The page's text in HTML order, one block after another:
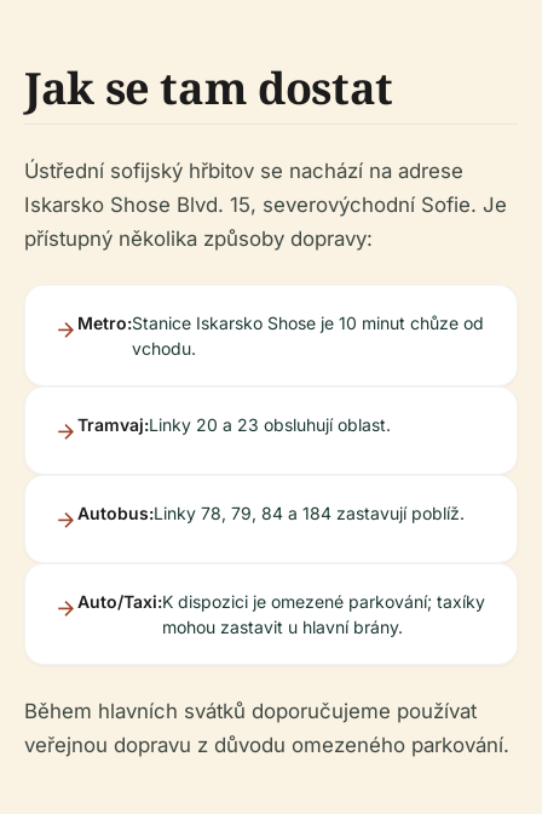
Jak se tam dostat
Ústřední sofijský hřbitov se nachází na adrese
Iskarsko Shose Blvd. 15, severovýchodní Sofie. Je
přístupný několika způsoby dopravy:
Metro:Stanice Iskarsko Shose je 10 minut chůze od
vchodu.
Tramvaj:Linky 20 a 23 obsluhují oblast.
Autobus:Linky 78, 79, 84 a 184 zastavují poblíž.
Auto/Taxi:K dispozici je omezené parkování; taxíky
mohou zastavit u hlavní brány.
Během hlavních svátků doporučujeme používat
veřejnou dopravu z důvodu omezeného parkování.